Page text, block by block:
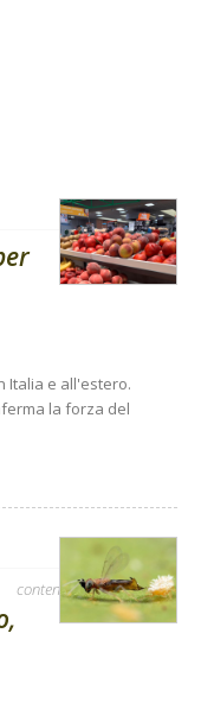
Italia e all'estero.
la forza del
contenuto sponsorizzato